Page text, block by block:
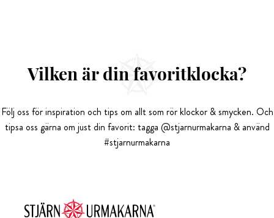
Vilken är din favoritklocka?
Följ oss för inspiration och tips om allt som rör klockor & smycken. Och
tipsa oss gärna om just din favorit: tagga @stjarnurmakarna & använd
#stjarnurmakarna